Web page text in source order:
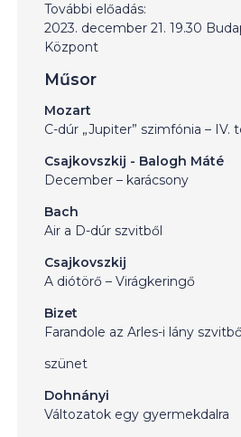
További előadás:
2023. december 21. 19.30
Központ
Műsor
Mozart
C-dúr „Jupiter” szimfónia – IV.
Csajkovszkij - Balogh Máté
December – karácsony
Bach
Air a D-dúr szvitből
Csajkovszkij
A diótörő – Virágkeringő
Bizet
Farandole az Arles-i lány
szünet
Dohnányi
Változatok egy gyermekdalra